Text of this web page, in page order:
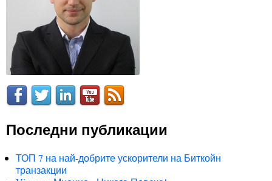
Последни публикации
ТОП 7 на най-добрите ускорители на Биткойн
транзакции